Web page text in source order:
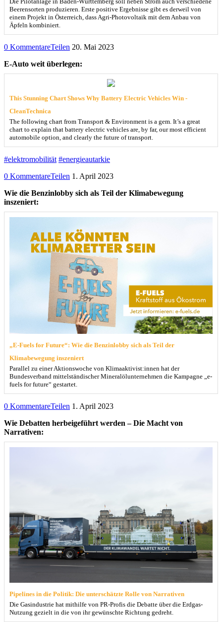
Beerensorten produzieren. Erste positive Ergebnisse gibt es derweil von
einem Projekt in Österreich, dass Agri-Photovoltaik mit dem Anbau von
Äpfeln kombiniert.
0 KommentareTeilen 20. Mai 2023
E-Auto weit überlegen:
This Stunning Chart Shows Why Battery Electric Vehicles Win -
CleanTechnica
The following chart from Transport & Environment is a gem. It’s a great
chart to explain that battery electric vehicles are, by far, our most efficient
automobile option, and clearly the future of transport.
#elektromobilität #energieautarkie
0 KommentareTeilen 1. April 2023
Wie die Benzinlobby sich als Teil der Klimabewegung
inszeniert:
„E-Fuels for Future“: Wie die Benzinlobby sich als Teil der
Klimabewegung inszeniert
Parallel zu einer Aktionswoche von Klimaaktivist:innen hat der
Bundesverband mittelständischer Mineralölunternehmen die Kampagne „e-
fuels for future“ gestartet.
0 KommentareTeilen 1. April 2023
Wie Debatten herbeigeführt werden – Die Macht von
Narrativen:
Pipelines in die Politik: Die unterschätzte Rolle von Narrativen
Die Gasindustrie hat mithilfe von PR-Profis die Debatte über die Erdgas-
Nutzung gezielt in die von ihr gewünschte Richtung gedreht.